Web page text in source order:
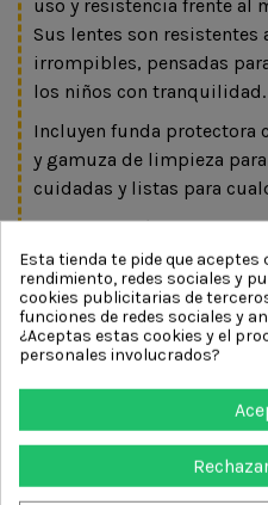
uso y resistencia frente al
Sus lentes son resistentes
irrompibles, pensadas
los niños con tranquilidad.
Incluyen funda protectora
y gamuza de limpieza
cuidadas y listas para
Unas gafas cómodas,
combinan protección,
disfrutar del sol con total
Características:
Lentes polarizadas TAC
Protección UV400
Categoría 3 UVA y UVB
Montura flexible e
Esta tienda te pide que aceptes
rendimiento, redes sociales y
cookies publicitarias de
funciones de redes sociales y
¿Aceptas estas cookies y el
personales involucrados?